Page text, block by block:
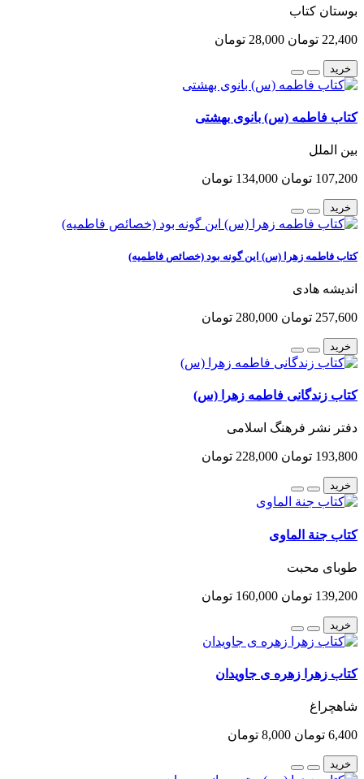
بوستان کتاب
22,400 تومان 28,000 تومان
خرید
کتاب فاطمه (س) بانوی بهشتی
بین الملل
107,200 تومان 134,000 تومان
خرید
کتاب فاطمه زهرا (س) این گونه بود (خصائص فاطمیه)
اندیشه هادی
257,600 تومان 280,000 تومان
خرید
کتاب زندگانی فاطمه زهرا (س)
دفتر نشر فرهنگ اسلامی
193,800 تومان 228,000 تومان
خرید
کتاب جنة الماوی
طوبای محبت
139,200 تومان 160,000 تومان
خرید
کتاب زهرا زهره ی جاویدان
شاهچراغ
6,400 تومان 8,000 تومان
خرید